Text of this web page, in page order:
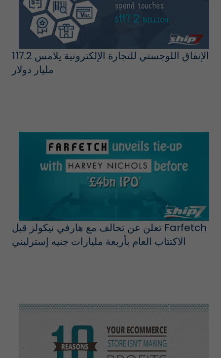
الإنفاق اللوجستي للتجارة الإلكترونية يلامس 117.2
مليار دولار
Farfetch تعلن عن تحالف مع هارفي نيكولز قبل
الاكتتاب العام بأربعة مليارات جنيه إسترليني